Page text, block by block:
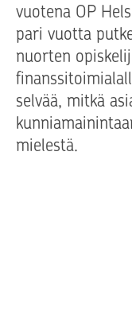
vuotena OP
pari vuotta
nuorten
selvää, mitkä
mielestä.